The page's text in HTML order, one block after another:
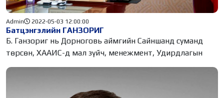
Батцэнгэлийн ГАНЗОРИГ
Admin 2022-05-03 12:00:00
Б. Ганзориг нь Дорноговь аймгийн Сайншанд суманд
төрсөн, ХААИС-д мал зүйч, менежмент, Удирдлагын